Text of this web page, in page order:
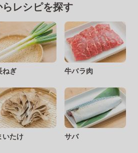
レシピを探す
ねぎ 牛バラ肉
いたけ サバ